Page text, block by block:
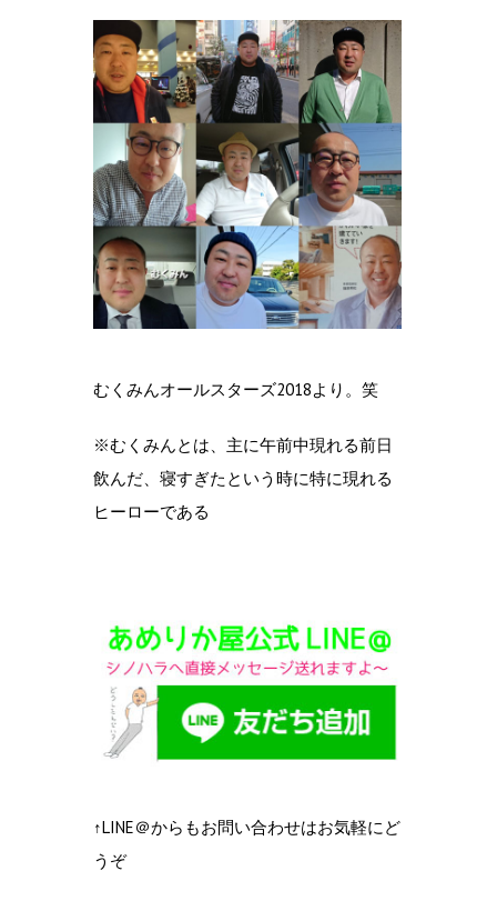
むくみんオールスターズ2018より。笑
※むくみんとは、主に午前中現れる前日
飲んだ、寝すぎたという時に特に現れる
ヒーローである
↑LINE＠からもお問い合わせはお気軽にど
うぞ